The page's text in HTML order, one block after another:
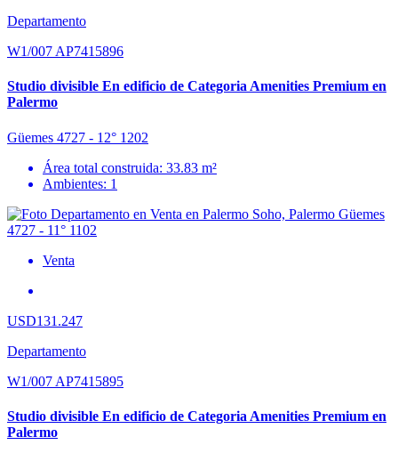
Departamento
W1/007 AP7415896
Studio divisible En edificio de Categoria Amenities Premium en
Palermo
Güemes 4727 - 12° 1202
Área total construida: 33.83 m²
Ambientes: 1
Venta
USD131.247
Departamento
W1/007 AP7415895
Studio divisible En edificio de Categoria Amenities Premium en
Palermo